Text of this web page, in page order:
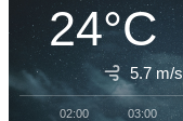
24°C
5.7 m/s
02:00 03:00